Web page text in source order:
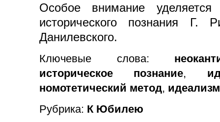
Особое внимание
исторического познания
Данилевского.
Ключевые слова:
историческое познание,
номотетический метод, идеализм
Рубрика: К Юбилею